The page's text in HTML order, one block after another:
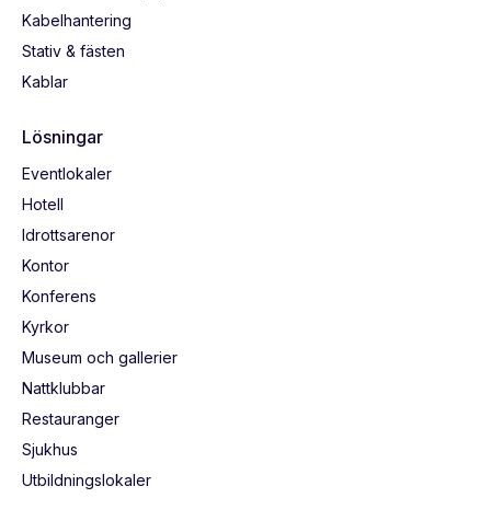
Kabelhantering
Stativ & fästen
Kablar
Lösningar
Eventlokaler
Hotell
Idrottsarenor
Kontor
Konferens
Kyrkor
Museum och gallerier
Nattklubbar
Restauranger
Sjukhus
Utbildningslokaler